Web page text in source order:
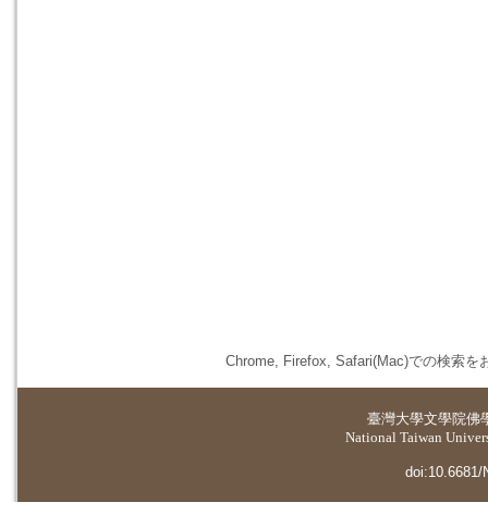
Chrome, Firefox, Safari(Mac)での検索を
臺灣大學文學院佛
National Taiwan
doi:10.6681/